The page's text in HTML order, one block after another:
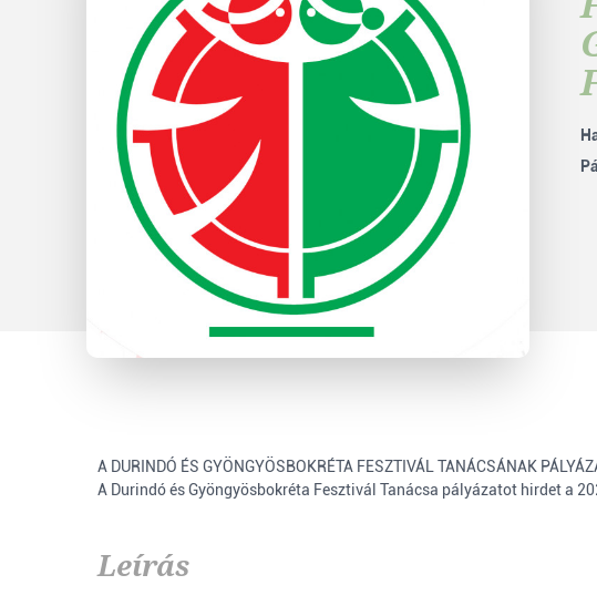
A DURINDÓ ÉS GYÖNGYÖSBOKRÉTA FESZTIVÁL TANÁCSÁNAK
A Durindó és Gyöngyösbokréta Fesztivál Tanácsa pályázatot hirdet a
Leírás